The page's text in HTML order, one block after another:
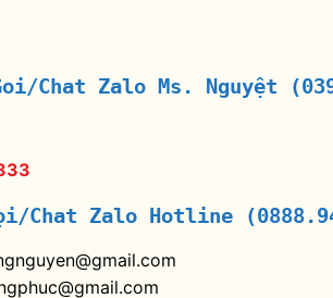
Chat Zalo Ms. Nguyệt
Chat Zalo Hotline